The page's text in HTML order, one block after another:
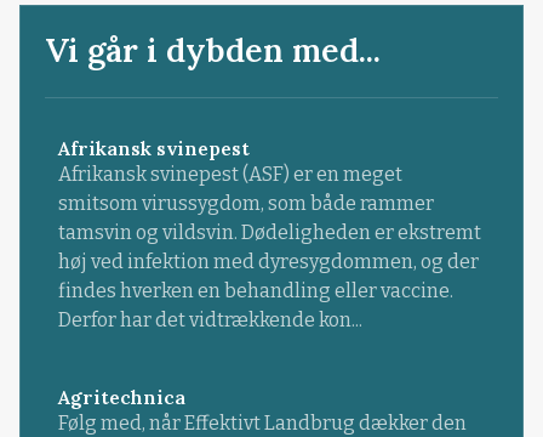
Vi går i dybden med...
Afrikansk svinepest
Afrikansk svinepest (ASF) er en meget
smitsom virussygdom, som både rammer
tamsvin og vildsvin. Dødeligheden er ekstremt
høj ved infektion med dyresygdommen, og der
findes hverken en behandling eller vaccine.
Derfor har det vidtrækkende kon...
Agritechnica
Følg med, når Effektivt Landbrug dækker den